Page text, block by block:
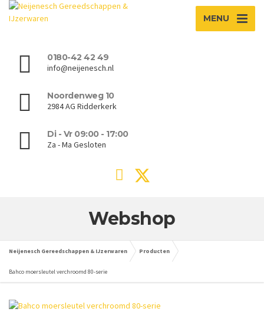
MENU
0180-42 42 49
info@neijenesch.nl
Noordenweg 10
2984 AG Ridderkerk
Di - Vr 09:00 - 17:00
Za - Ma Gesloten
Webshop
Neijenesch Gereedschappen & IJzerwaren Producten
Bahco moersleutel verchroomd 80-serie